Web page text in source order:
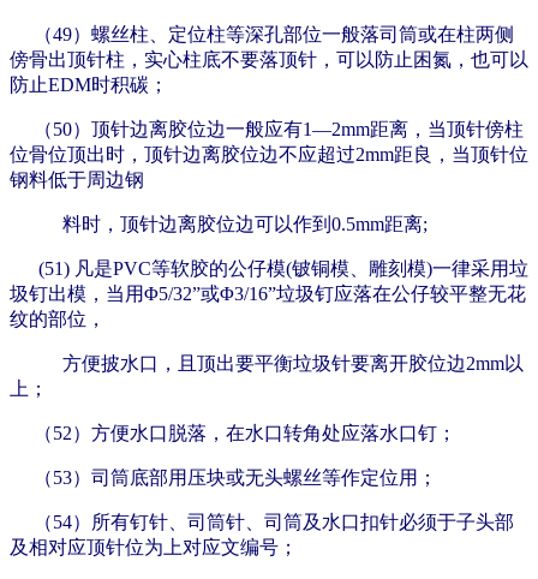
（49）螺丝柱、定位柱等深孔部位一般落司筒或在柱两侧
傍骨出顶针柱，实心柱底不要落顶针，可以防止困氮，也可以
防止EDM时积碳；
（50）顶针边离胶位边一般应有1—2mm距离，当顶针傍柱
位骨位顶出时，顶针边离胶位边不应超过2mm距良，当顶针位
钢料低于周边钢
料时，顶针边离胶位边可以作到0.5mm距离;
(51) 凡是PVC等软胶的公仔模(铍铜模、雕刻模)一律采用垃
圾钉出模，当用Φ5/32”或Φ3/16”垃圾钉应落在公仔较平整无花
纹的部位，
方便披水口，且顶出要平衡垃圾针要离开胶位边2mm以
上；
（52）方便水口脱落，在水口转角处应落水口钉；
（53）司筒底部用压块或无头螺丝等作定位用；
（54）所有钉针、司筒针、司筒及水口扣针必须于子头部
及相对应顶针位为上对应文编号；